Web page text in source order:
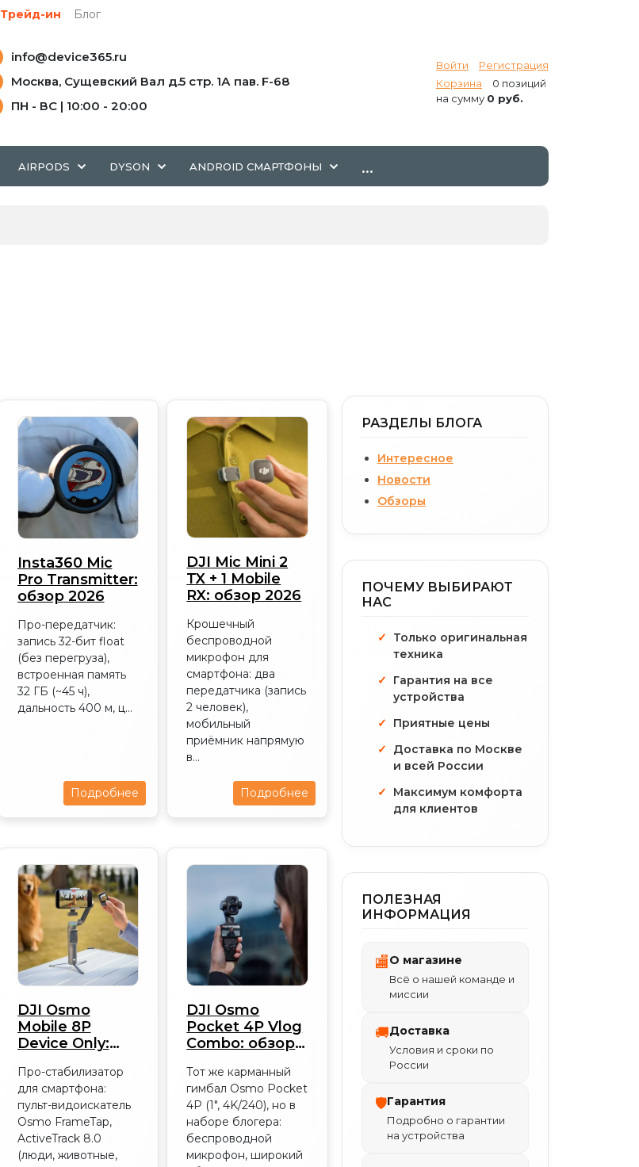
Трейд-ин Блог
Войти
Регистрация
Корзина
0 позиций
на сумму 0 руб.
info@device365.ru
Москва, Сущевский Вал д.5 стр. 1А пав. F-68
ПН - ВС | 10:00 - 20:00
AIRPODS DYSON ANDROID СМАРТФОНЫ ...
Insta360 Mic
Pro Transmitter:
обзор 2026
Про-передатчик:
запись 32-бит float
(без перегруза),
встроенная память
32 ГБ (~45 ч),
дальность 400 м, ц...
Подробнее
DJI Mic Mini 2
TX + 1 Mobile
RX: обзор 2026
Крошечный
беспроводной
микрофон для
смартфона: два
передатчика (запись
2 человек),
мобильный
приёмник напрямую
в...
Подробнее
DJI Osmo
Mobile 8P
Device Only:
Про-стабилизатор
для смартфона:
пульт-видоискатель
Osmo FrameTap,
ActiveTrack 8.0
(люди, животные,
DJI Osmo
Pocket 4P Vlog
Combo: обзор
Тот же карманный
гимбал Osmo Pocket
4P (1″, 4K/240), но в
наборе блогера:
беспроводной
микрофон, широкий
РАЗДЕЛЫ БЛОГА
Интересное
Новости
Обзоры
ПОЧЕМУ ВЫБИРАЮТ
НАС
Только оригинальная
техника
Гарантия на все
устройства
Приятные цены
Доставка по Москве
и всей России
Максимум комфорта
для клиентов
ПОЛЕЗНАЯ
ИНФОРМАЦИЯ
🏬О магазине
Всё о нашей команде и
миссии
🚚Доставка
Условия и сроки по
России
🛡Гарантия
Подробно о гарантии
на устройства